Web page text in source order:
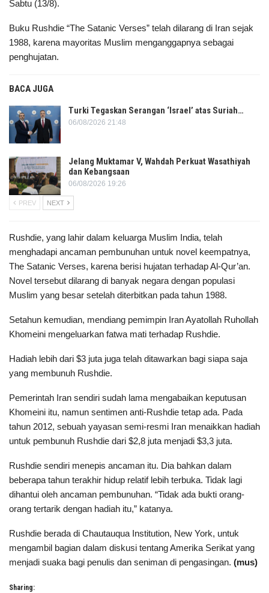
Sabtu (13/8).
Buku Rushdie “The Satanic Verses” telah dilarang di Iran sejak
1988, karena mayoritas Muslim menganggapnya sebagai
penghujatan.
BACA JUGA
Turki Tegaskan Serangan ‘Israel’ atas Suriah…
06/08/2026 21:48
Jelang Muktamar V, Wahdah Perkuat Wasathiyah
dan Kebangsaan
06/08/2026 19:26
PREV NEXT
Rushdie, yang lahir dalam keluarga Muslim India, telah
menghadapi ancaman pembunuhan untuk novel keempatnya,
The Satanic Verses, karena berisi hujatan terhadap Al-Qur’an.
Novel tersebut dilarang di banyak negara dengan populasi
Muslim yang besar setelah diterbitkan pada tahun 1988.
Setahun kemudian, mendiang pemimpin Iran Ayatollah Ruhollah
Khomeini mengeluarkan fatwa mati terhadap Rushdie.
Hadiah lebih dari $3 juta juga telah ditawarkan bagi siapa saja
yang membunuh Rushdie.
Pemerintah Iran sendiri sudah lama mengabaikan keputusan
Khomeini itu, namun sentimen anti-Rushdie tetap ada. Pada
tahun 2012, sebuah yayasan semi-resmi Iran menaikkan hadiah
untuk pembunuh Rushdie dari $2,8 juta menjadi $3,3 juta.
Rushdie sendiri menepis ancaman itu. Dia bahkan dalam
beberapa tahun terakhir hidup relatif lebih terbuka. Tidak lagi
dihantui oleh ancaman pembunuhan. “Tidak ada bukti orang-
orang tertarik dengan hadiah itu,” katanya.
Rushdie berada di Chautauqua Institution, New York, untuk
mengambil bagian dalam diskusi tentang Amerika Serikat yang
menjadi suaka bagi penulis dan seniman di pengasingan. (mus)
Sharing: